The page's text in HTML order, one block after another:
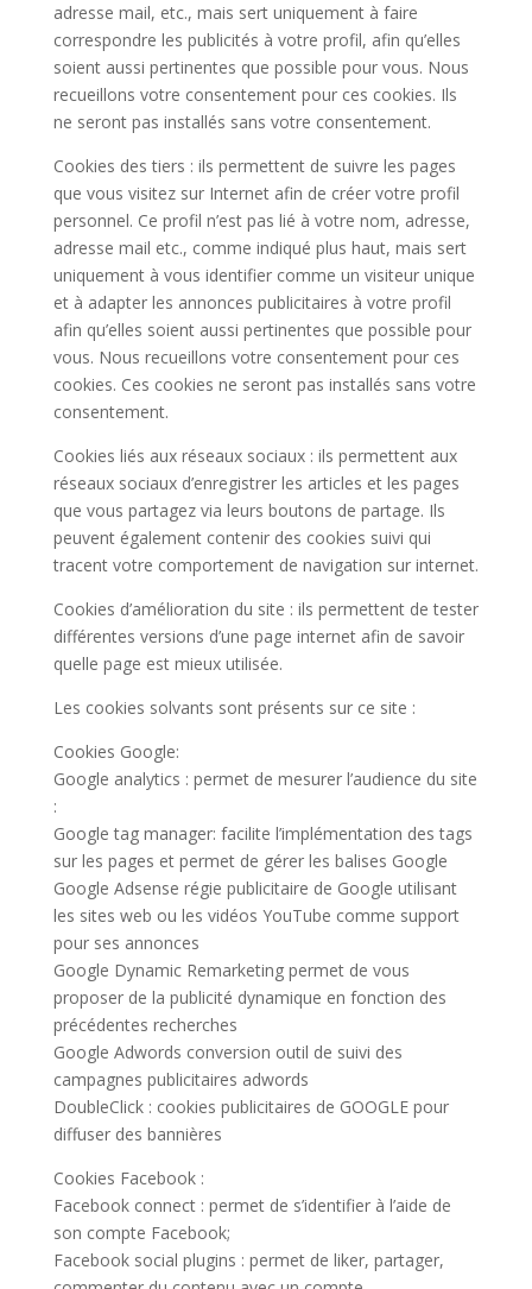
adresse mail, etc., mais sert uniquement à faire
correspondre les publicités à votre profil, afin qu’elles
soient aussi pertinentes que possible pour vous. Nous
recueillons votre consentement pour ces cookies. Ils
ne seront pas installés sans votre consentement.
Cookies des tiers : ils permettent de suivre les pages
que vous visitez sur Internet afin de créer votre profil
personnel. Ce profil n’est pas lié à votre nom, adresse,
adresse mail etc., comme indiqué plus haut, mais sert
uniquement à vous identifier comme un visiteur unique
et à adapter les annonces publicitaires à votre profil
afin qu’elles soient aussi pertinentes que possible pour
vous. Nous recueillons votre consentement pour ces
cookies. Ces cookies ne seront pas installés sans votre
consentement.
Cookies liés aux réseaux sociaux : ils permettent aux
réseaux sociaux d’enregistrer les articles et les pages
que vous partagez via leurs boutons de partage. Ils
peuvent également contenir des cookies suivi qui
tracent votre comportement de navigation sur internet.
Cookies d’amélioration du site : ils permettent de tester
différentes versions d’une page internet afin de savoir
quelle page est mieux utilisée.
Les cookies solvants sont présents sur ce site :
Cookies Google:
Google analytics : permet de mesurer l’audience du site
:
Google tag manager: facilite l’implémentation des tags
sur les pages et permet de gérer les balises Google
Google Adsense régie publicitaire de Google utilisant
les sites web ou les vidéos YouTube comme support
pour ses annonces
Google Dynamic Remarketing permet de vous
proposer de la publicité dynamique en fonction des
précédentes recherches
Google Adwords conversion outil de suivi des
campagnes publicitaires adwords
DoubleClick : cookies publicitaires de GOOGLE pour
diffuser des bannières
Cookies Facebook :
Facebook connect : permet de s’identifier à l’aide de
son compte Facebook;
Facebook social plugins : permet de liker, partager,